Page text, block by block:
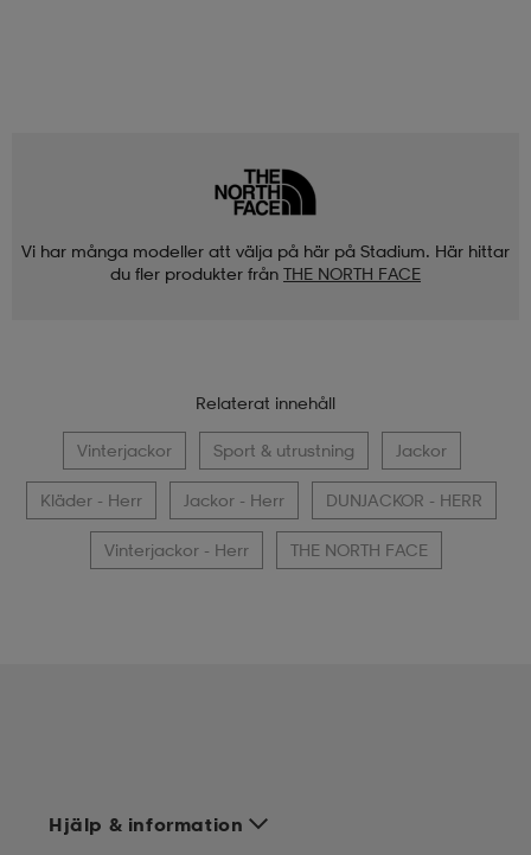
Vi har många modeller att välja på här på Stadium. Här hittar
du fler produkter från THE NORTH FACE
Relaterat innehåll
Vinterjackor Sport & utrustning Jackor
Kläder - Herr Jackor - Herr DUNJACKOR - HERR
Vinterjackor - Herr THE NORTH FACE
Hjälp & information